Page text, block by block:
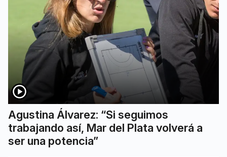
Agustina Álvarez: “Si seguimos
trabajando así, Mar del Plata volverá a
ser una potencia”